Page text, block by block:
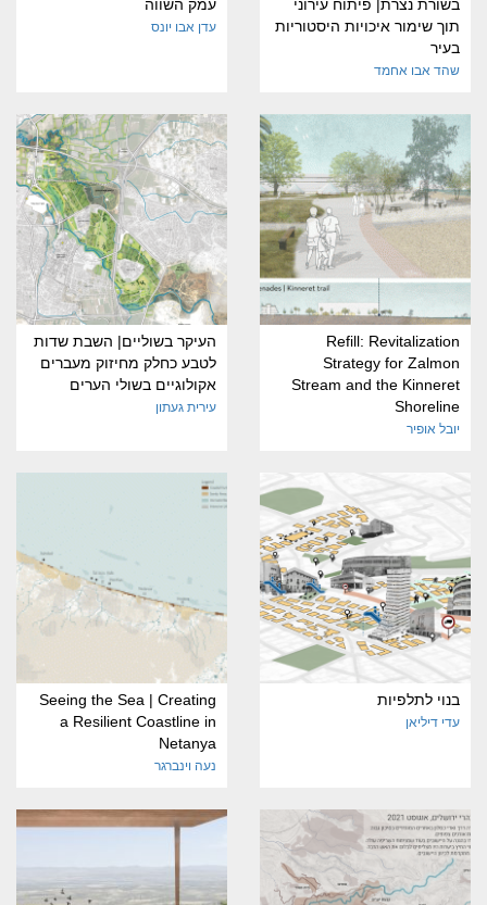
בשורת נצרת| פיתוח עירוני
תוך שימור איכויות היסטוריות
בעיר
שהד אבו אחמד
עמק השווה
עדן אבו יונס
Refill: Revitalization
Strategy for Zalmon
Stream and the Kinneret
Shoreline
יובל אופיר
העיקר בשוליים| השבת שדות
לטבע כחלק מחיזוק מעברים
אקולוגיים בשולי הערים
עירית געתון
בנוי לתלפיות
עדי דיליאן
Seeing the Sea | Creating
a Resilient Coastline in
Netanya
נעה וינברגר